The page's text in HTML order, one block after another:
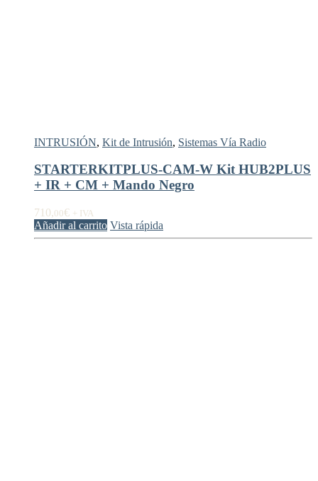
INTRUSIÓN, Kit de Intrusión, Sistemas Vía Radio
STARTERKITPLUS-CAM-W Kit HUB2PLUS
+ IR + CM + Mando Negro
710,00€ + IVA
Añadir al carrito Vista rápida